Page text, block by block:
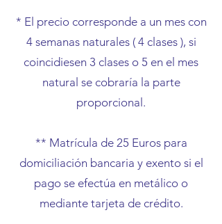
* El precio corresponde a un mes con
4 semanas naturales ( 4 clases ), si
coincidiesen 3 clases o 5 en el mes
natural se cobraría la parte
proporcional.
** Matrícula de 25 Euros para
domiciliación bancaria y exento si el
pago se efectúa en metálico o
mediante tarjeta de crédito.